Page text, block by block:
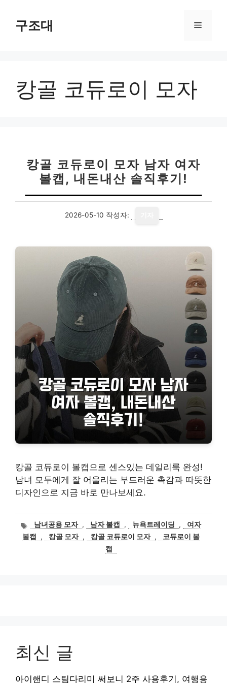
구조대 메
캉골 코듀로이 모자
캉골 코듀로이 모자 남자 여자
볼캡, 내돈내산 솔직후기!
2026-05-10 작성자:
캉골 코듀로이 볼캡으로 센스있는 데일리룩 완성!
남녀 모두에게 잘 어울리는 부드러운 촉감과 따뜻한
디자인으로 지금 바로 만나보세요.
태
그
남녀공용 모자 , 남자 볼캡 , 뉴욕트레이딩 ,
여자
볼캡
, 캉골 모자 , 캉골 코듀로이 모자 ,
코듀로이 볼
캡
최신 글
아이핸디 스팀다리미 써보니 2주 사용후기, 여행용